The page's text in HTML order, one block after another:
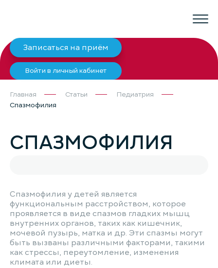
Записаться на приём
Войти в личный кабинет
Главная Статьи
Педиатрия
Спазмофилия
СПАЗМОФИЛИЯ
Спазмофилия у детей является
функциональным расстройством, которое
проявляется в виде спазмов гладких мышц
внутренних органов, таких как кишечник,
мочевой пузырь, матка и др. Эти спазмы могут
быть вызваны различными факторами, такими
как стрессы, переутомление, изменения
климата или диеты.